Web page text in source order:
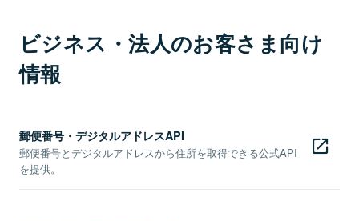
ビジネス・法人のお客さま向け
情報
郵便番号・デジタルアドレスAPI
郵便番号とデジタルアドレスから住所を取得できる公式API
を提供。